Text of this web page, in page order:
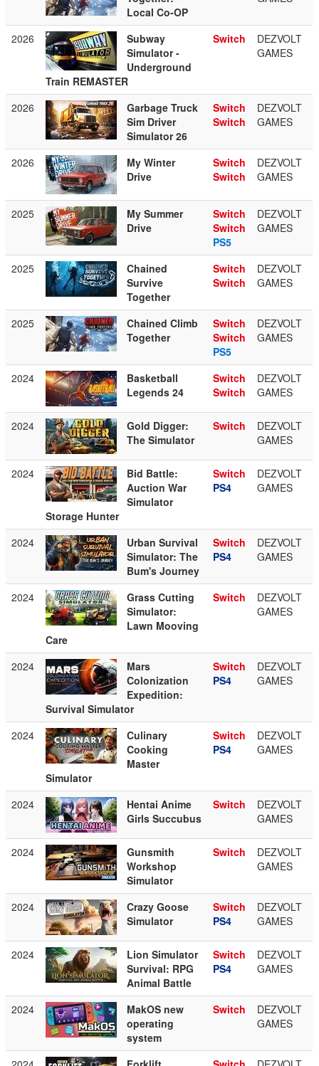
Local Co-OP
2026
Subway
Simulator -
Underground
Train REMASTER
Switch
DEZVOLT
GAMES
2026
Garbage Truck
Sim Driver
Simulator 26
Switch
Switch
DEZVOLT
GAMES
2026
My Winter
Drive
Switch
Switch
DEZVOLT
GAMES
2025
My Summer
Drive
Switch
Switch
PS5
DEZVOLT
GAMES
2025
Chained
Survive
Together
Switch
Switch
DEZVOLT
GAMES
2025
Chained Climb
Together
Switch
Switch
PS5
DEZVOLT
GAMES
2024
Basketball
Legends 24
Switch
Switch
DEZVOLT
GAMES
2024
Gold Digger:
The Simulator
Switch
DEZVOLT
GAMES
2024
Bid Battle:
Auction War
Simulator
Storage Hunter
Switch
PS4
DEZVOLT
GAMES
2024
Urban Survival
Simulator: The
Bum's Journey
Switch
PS4
DEZVOLT
GAMES
2024
Grass Cutting
Simulator:
Lawn Mooving
Care
Switch
DEZVOLT
GAMES
2024
Mars
Colonization
Expedition:
Survival Simulator
Switch
PS4
DEZVOLT
GAMES
2024
Culinary
Cooking
Master
Simulator
Switch
PS4
DEZVOLT
GAMES
2024
Hentai Anime
Girls Succubus
Switch
DEZVOLT
GAMES
2024
Gunsmith
Workshop
Simulator
Switch
DEZVOLT
GAMES
2024
Crazy Goose
Simulator
Switch
PS4
DEZVOLT
GAMES
2024
Lion Simulator
Survival: RPG
Animal Battle
Switch
PS4
DEZVOLT
GAMES
2024
MakOS new
operating
system
Switch
DEZVOLT
GAMES